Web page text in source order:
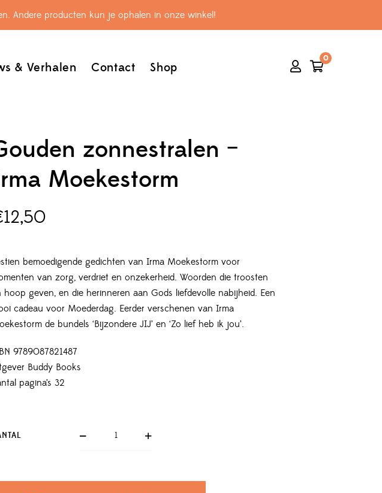
Andere producten kun je ophalen in onze winkel!
& Verhalen Contact Shop
0
zonnestralen –
Moekestorm
12,50
bemoedigende gedichten van Irma Moekestorm voor
van zorg, verdriet en onzekerheid. Woorden die troosten
hoop geven, en die herinneren aan Gods liefdevolle nabijheid. Een
cadeau voor Moederdag. Eerder verschenen van Irma
de bundels ‘Bijzondere JIJ’ en ‘Zo lief heb ik jou’.
9789087821487
Buddy Books
pagina’s 32